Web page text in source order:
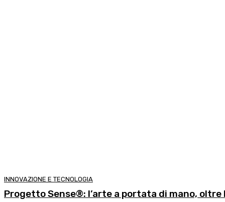
INNOVAZIONE E TECNOLOGIA
Progetto Sense®: l’arte a portata di mano, oltre